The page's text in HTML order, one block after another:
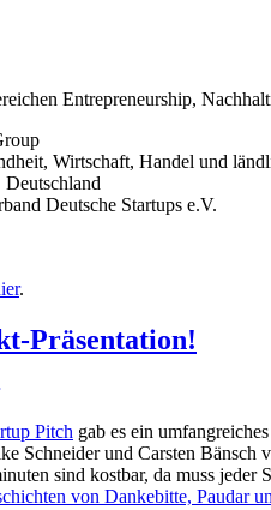
Entrepreneurship,
Wirtschaft, Handel und
Deutsche Startups e.V.
.
Präsentation!
Pitch gab es ein
Schneider und Carsten
sind kostbar, da muss
von Dankebitte, Paudar